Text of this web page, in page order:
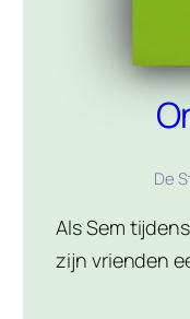
De
Als Sem
zijn vrienden